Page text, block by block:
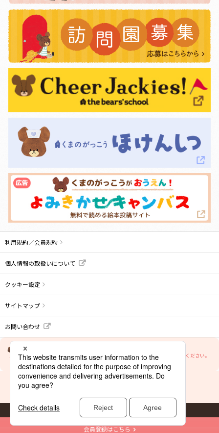
会員登録はこちら
利用規約／会員規約
個人情報の取扱いについて
クッキー設定
サイトマップ
お問い合わせ
当サイトの文章・画像等の内容の無断転載及び複製等の行為はご遠慮ください。
© BANDAI